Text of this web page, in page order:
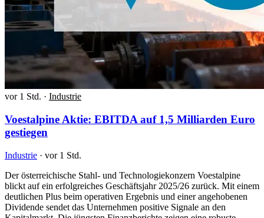
vor 1 Std. · Industrie
Voestalpine Aktie: EBITDA auf 1,5 Milliarden Euro
gestiegen
Industrie · vor 1 Std.
Der österreichische Stahl- und Technologiekonzern Voestalpine
blickt auf ein erfolgreiches Geschäftsjahr 2025/26 zurück. Mit einem
deutlichen Plus beim operativen Ergebnis und einer angehobenen
Dividende sendet das Unternehmen positive Signale an den